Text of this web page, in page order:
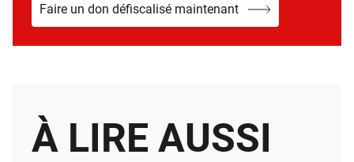
Faire un don défiscalisé maintenant
À LIRE AUSSI